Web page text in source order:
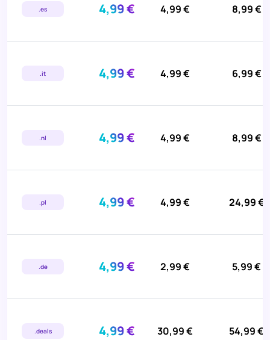
.es 4,99 € 4,99 € 8,99 €
.it 4,99 € 4,99 € 6,99 €
.nl 4,99 € 4,99 € 8,99 €
.pl 4,99 € 4,99 € 24,99 €
.de 4,99 € 2,99 € 5,99 €
.deals 4,99 € 30,99 € 54,99 €